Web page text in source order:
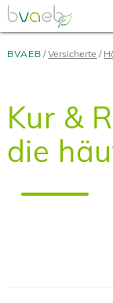
Zum
Seiteninhalt
springen
Zur
Navigation
springen
Zur
Mobilen
Navigation
BVAEB Versicherte
Kur &
die